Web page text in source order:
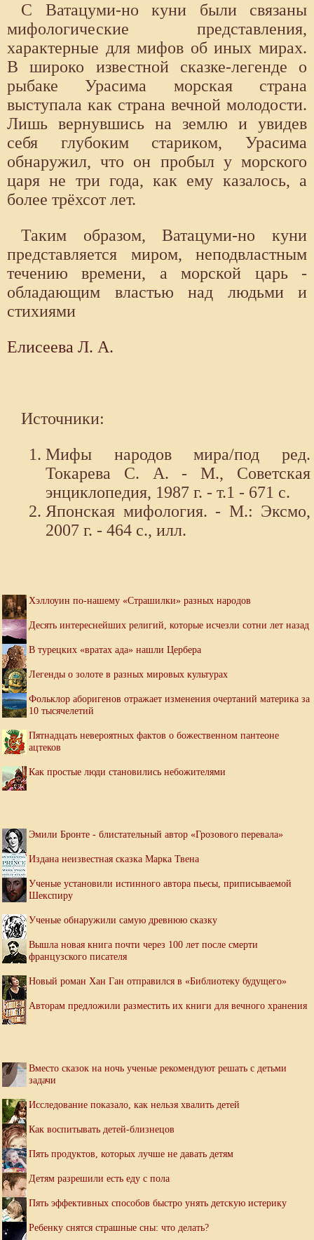
С Ватацуми-но куни были связаны
мифологические представления,
характерные для ми­фов об иных мирах.
В широко извест­ной сказке-легенде о
рыбаке Урасима морская страна
выступала как страна вечной молодости.
Лишь вернувшись на землю и увидев
себя глубоким стариком, Урасима
обнаружил, что он про­был у морского
царя не три года, как ему казалось, а
более трёхсот лет.
Таким образом, Ватацуми-но куни
представляется миром, неподвластным
течению времени, а морской царь -
обладающим властью над людьми и
стихиями
Елисеева Л. А.
Источники:
Мифы народов мира/под ред.
Токарева С. А. - М., Советская
энциклопедия, 1987 г. - т.1 - 671 с.
Японская мифология. - М.: Эксмо,
2007 г. - 464 с., илл.
Хэллоуин по-нашему «Страшилки» разных народов
Десять интереснейших религий, которые исчезли сотни лет назад
В турецких «вратах ада» нашли Цербера
Легенды о золоте в разных мировых культурах
Фольклор аборигенов отражает изменения очертаний материка за
10 тысячелетий
Пятнадцать невероятных фактов о божественном пантеоне
ацтеков
Как простые люди становились небожителями
Эмили Бронте - блистательный автор «Грозового перевала»
Издана неизвестная сказка Марка Твена
Ученые установили истинного автора пьесы, приписываемой
Шекспиру
Ученые обнаружили самую древнюю сказку
Вышла новая книга почти через 100 лет после смерти
французского писателя
Новый роман Хан Ган отправился в «Библиотеку будущего»
Авторам предложили разместить их книги для вечного хранения
Вместо сказок на ночь ученые рекомендуют решать с детьми
задачи
Исследование показало, как нельзя хвалить детей
Как воспитывать детей-близнецов
Пять продуктов, которых лучше не давать детям
Детям разрешили есть еду с пола
Пять эффективных способов быстро унять детскую истерику
Ребенку снятся страшные сны: что делать?